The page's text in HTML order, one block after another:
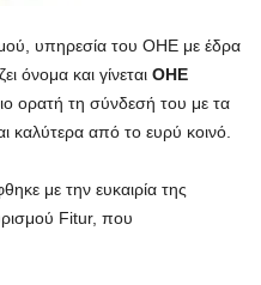
υπηρεσία του ΟΗΕ με έδρα
όνομα και γίνεται ΟΗΕ
ορατή τη σύνδεσή του με τα
καλύτερα από το ευρύ κοινό.
με την ευκαιρία της
Fitur, που